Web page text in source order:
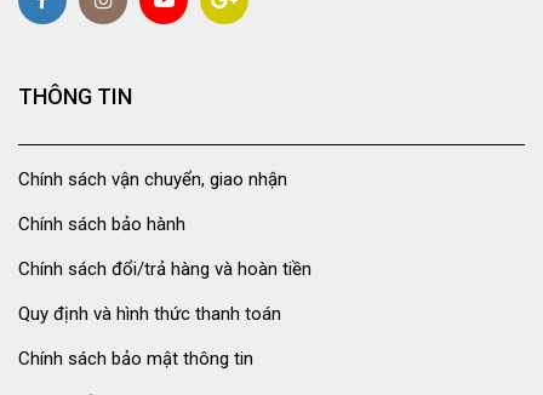
THÔNG TIN
Chính sách vận chuyển, giao nhận
Chính sách bảo hành
Chính sách đổi/trả hàng và hoàn tiền
Quy định và hình thức thanh toán
Chính sách bảo mật thông tin